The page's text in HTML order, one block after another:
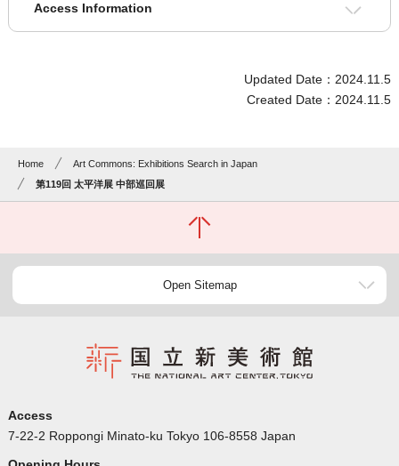
Access Information
Updated Date：2024.11.5
Created Date：2024.11.5
Home
Art Commons: Exhibitions Search in Japan
第119回 太平洋展 中部巡回展
Open Sitemap
Access
7-22-2 Roppongi Minato-ku Tokyo 106-8558 Japan